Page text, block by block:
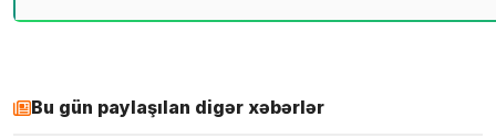
Bu gün paylaşılan digər xəbərlər